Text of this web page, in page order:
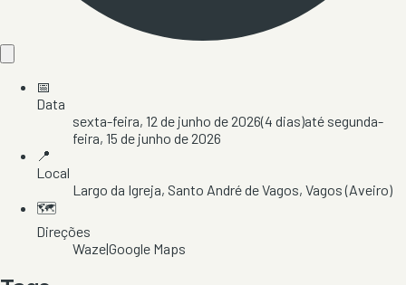
📅
Data
sexta-feira, 12 de junho de 2026(4 dias)até segunda-
feira, 15 de junho de 2026
📍
Local
Largo da Igreja, Santo André de Vagos, Vagos(Aveiro)
🗺️
Direções
Waze|Google Maps